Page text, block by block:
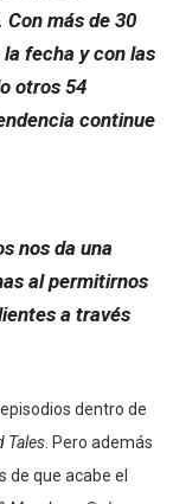
más de 30
fecha y con las
otros 54
continue
nos da una
al permitirnos
a través
dentro de
Tales . Pero además
de que acabe el